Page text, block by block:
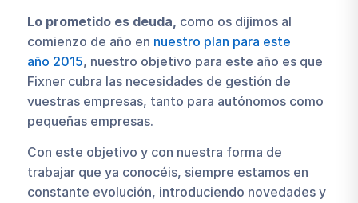
Lo prometido es deuda, como os dijimos al
comienzo de año en nuestro plan para este
año 2015, nuestro objetivo para este año es que
Fixner cubra las necesidades de gestión de
vuestras empresas, tanto para autónomos como
pequeñas empresas.
Con este objetivo y con nuestra forma de
trabajar que ya conocéis, siempre estamos en
constante evolución, introduciendo novedades y